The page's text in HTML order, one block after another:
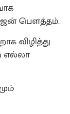
ஜென் பௌத்தம்.
விழித்து
எல்லா